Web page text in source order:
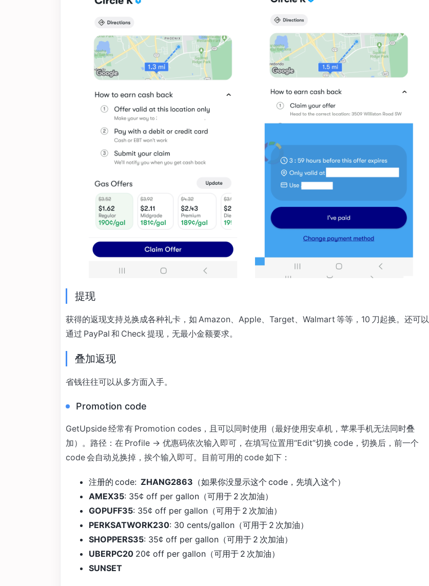
提现
获得的返现支持兑换成各种礼卡，如 Amazon、Apple、Target、Walmart 等等，10 刀起换。还可以
通过 PayPal 和 Check 提现，无最小金额要求。
叠加返现
省钱往往可以从多方面入手。
Promotion code
GetUpside 经常有 Promotion codes，且可以同时使用（最好使用安卓机，苹果手机无法同时叠
加）。路径：在 Profile -> 优惠码依次输入即可，在填写位置用“Edit”切换 code，切换后，前一个
code 会自动兑换掉，挨个输入即可。目前可用的 code 如下：
注册的 code: ZHANG2863 （如果你没显示这个 code，先填入这个）
AMEX35: 35¢ off per gallon（可用于 2 次加油）
GOPUFF35: 35¢ off per gallon（可用于 2 次加油）
PERKSATWORK230: 30 cents/gallon（可用于 2 次加油）
SHOPPERS35: 35¢ off per gallon（可用于 2 次加油）
UBERPC20 20¢ off per gallon（可用于 2 次加油）
SUNSET